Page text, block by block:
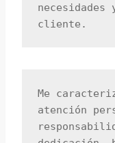
necesidades
cliente.
Me
atención